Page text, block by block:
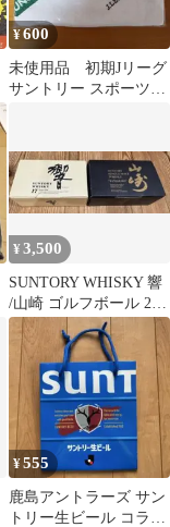
¥600
未使用品 初期Jリーグ
サントリー スポーツタ
¥3,500
SUNTORY WHISKY 響
/山崎 ゴルフボール 2セ
ット
¥555
鹿島アントラーズ サン
トリー生ビール コラボ